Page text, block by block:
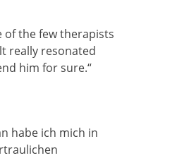
of the few therapists
really resonated
him for sure.“
habe ich mich in